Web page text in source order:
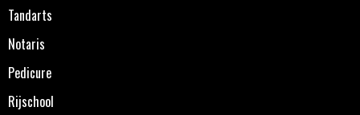
Tandarts
Notaris
Pedicure
Rijschool